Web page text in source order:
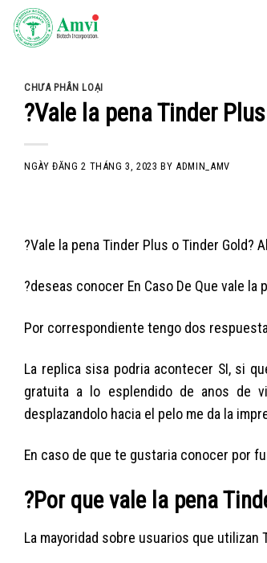
Skip
CHƯA PHÂN LOẠI
?Vale la pena Tinder
NGÀY ĐĂNG2 THÁNG 3, 2023 BYADMIN_AMV
?Vale la pena Tinder Plus o Tinder Gold?
?deseas conocer En Caso De Que vale la
Por correspondiente tengo dos
La replica sisa podri­a acontecer SI, si
gratuita a lo esplendido de anos de
desplazandolo hacia el pelo me da la
En caso de que te gustaria conocer por
?Por que vale la pena
La mayoridad sobre usuarios que